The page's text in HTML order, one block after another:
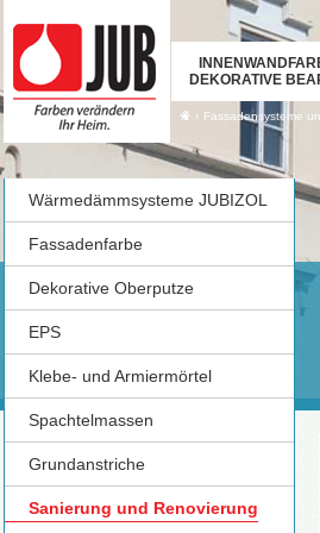
DEKORATIVE
› Fassadensysteme
Wärmedämmsysteme JUBIZOL
Fassadenfarbe
Dekorative Oberputze
EPS
Klebe- und Armiermörtel
Spachtelmassen
Grundanstriche
Sanierung und Renovierung